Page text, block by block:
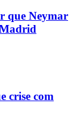
que Neymar
crise com